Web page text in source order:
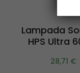
Lampada
HPS Ultra
28,71 €